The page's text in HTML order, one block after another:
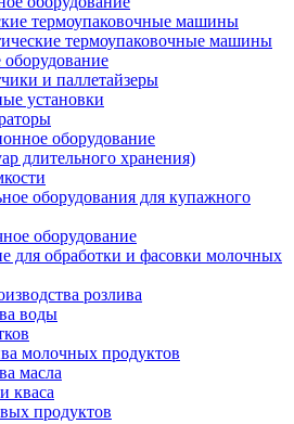
термоупаковочные машины
термоупаковочные машины
и паллетайзеры
установки
оборудование
длительного хранения)
оборудования для купажного
оборудование
для обработки и фасовки молочных
розлива
воды
молочных продуктов
масла
кваса
продуктов